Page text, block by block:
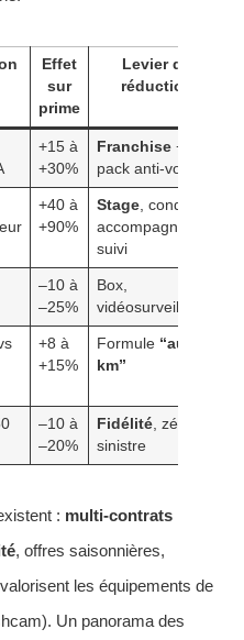
Effet
sur
prime
Levier de
réduction
+15 à
+30%
Franchise+
pack anti-vol
+40 à
+90%
Stage, conduite
accompagnée,
suivi
–10 à
–25%
Box,
vidéosurveillance
+8 à
+15%
Formule “au
km”
–10 à
–20%
Fidélité, zéro
sinistre
: multi‑contrats
, offres saisonnières,
les équipements de
Un panorama des